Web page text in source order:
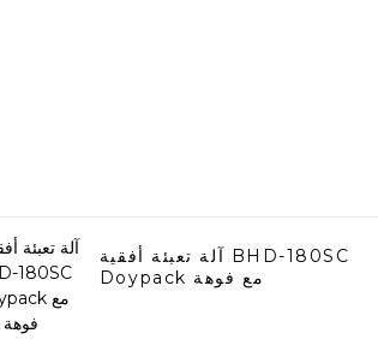
آلة تعبئة أفقية BHD-180SC
Doypack مع فوهة